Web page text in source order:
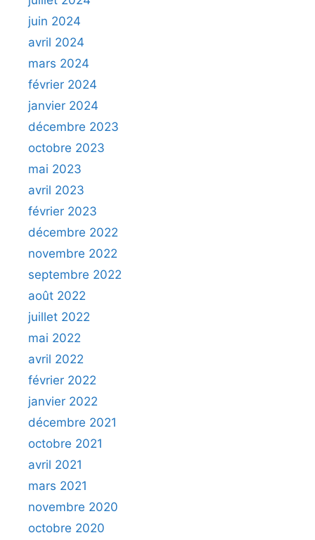
juin 2024
avril 2024
mars 2024
février 2024
janvier 2024
décembre 2023
octobre 2023
mai 2023
avril 2023
février 2023
décembre 2022
novembre 2022
septembre 2022
août 2022
juillet 2022
mai 2022
avril 2022
février 2022
janvier 2022
décembre 2021
octobre 2021
avril 2021
mars 2021
novembre 2020
octobre 2020